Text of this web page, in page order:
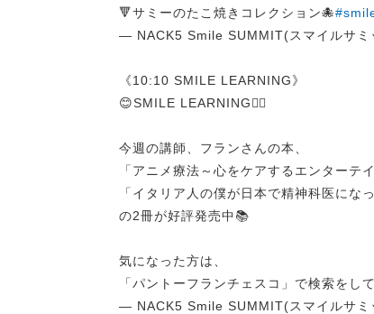
🔻サミーのたこ焼きコレクション🐙
— NACK5 Smile SUMMIT(スマイルサ
《10:10 SMILE LEARNING》
😊SMILE LEARNING✍🏻
今週の講師、フランさんの本、
「アニメ療法～心をケアするエンターテ
「イタリア人の僕が日本で精神科医にな
の2冊が好評発売中📚
気になった方は、
「パントーフランチェスコ」で検索をし
— NACK5 Smile SUMMIT(スマイルサ